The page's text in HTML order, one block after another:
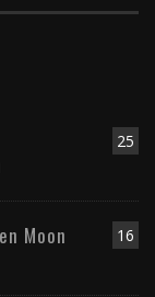
25
16
Moon